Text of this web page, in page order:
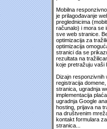
Mobilna
je prilagođavanje
preglednicima
računalo) i mora se
sve web stranice.
optimizacija za
optimizacija
stranici da se
rezultata na
koje pretražuju vaši
Dizajn responzivnih
registracija
stranica, ugradnja
implementacija
ugradnja Google
hosting, prijava na
na društvenim
kontakt formulara
stranica...